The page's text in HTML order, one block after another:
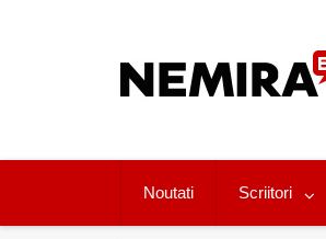
Noutati Scriitori